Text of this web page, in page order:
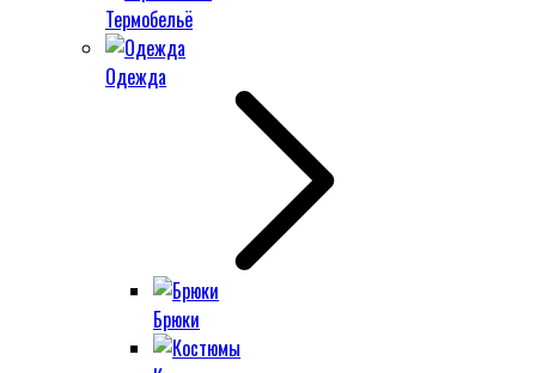
Термобельё
Одежда
Брюки